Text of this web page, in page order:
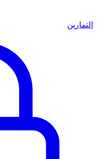
التمارين